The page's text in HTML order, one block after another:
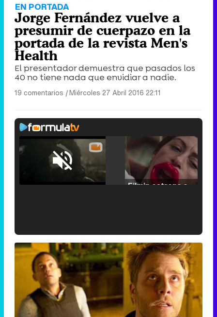
EN PORTADA
Jorge Fernández vuelve a
presumir de cuerpazo en la
portada de la revista Men's
Health
El presentador demuestra que pasados los
40 no tiene nada que envidiar a nadie.
19 comentarios |Miércoles 27 Abril 2016 22:11
Unmute /
'120 Minutos' celebra sus 2.000 programas en Telemadrid con un vídeo del día a día en la redacción
Tráiler de '33 días', la nueva serie de Atresplayer con Julián Villagrán y José Manuel Poga